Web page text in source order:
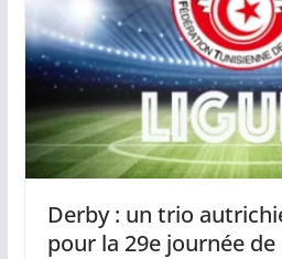
Derby : un trio
pour la 29e journée de